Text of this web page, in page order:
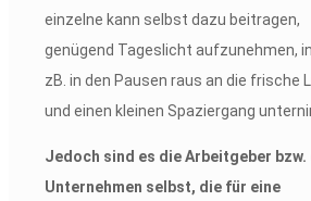
einzelne kann selbst dazu beitragen,
genügend Tageslicht aufzunehmen,
zB. in den Pausen raus an die frische
und einen kleinen Spaziergang
Jedoch sind es die Arbeitgeber bzw.
Unternehmen selbst, die für eine